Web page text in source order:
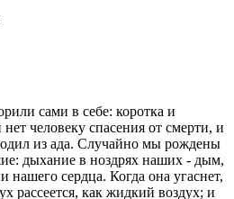
сами в себе: коротка и
человеку спасения от смерти, и
из ада. Случайно мы рождены
дыхание в ноздрях наших - дым,
нашего сердца. Когда она угаснет,
рассеется, как жидкий воздух; и